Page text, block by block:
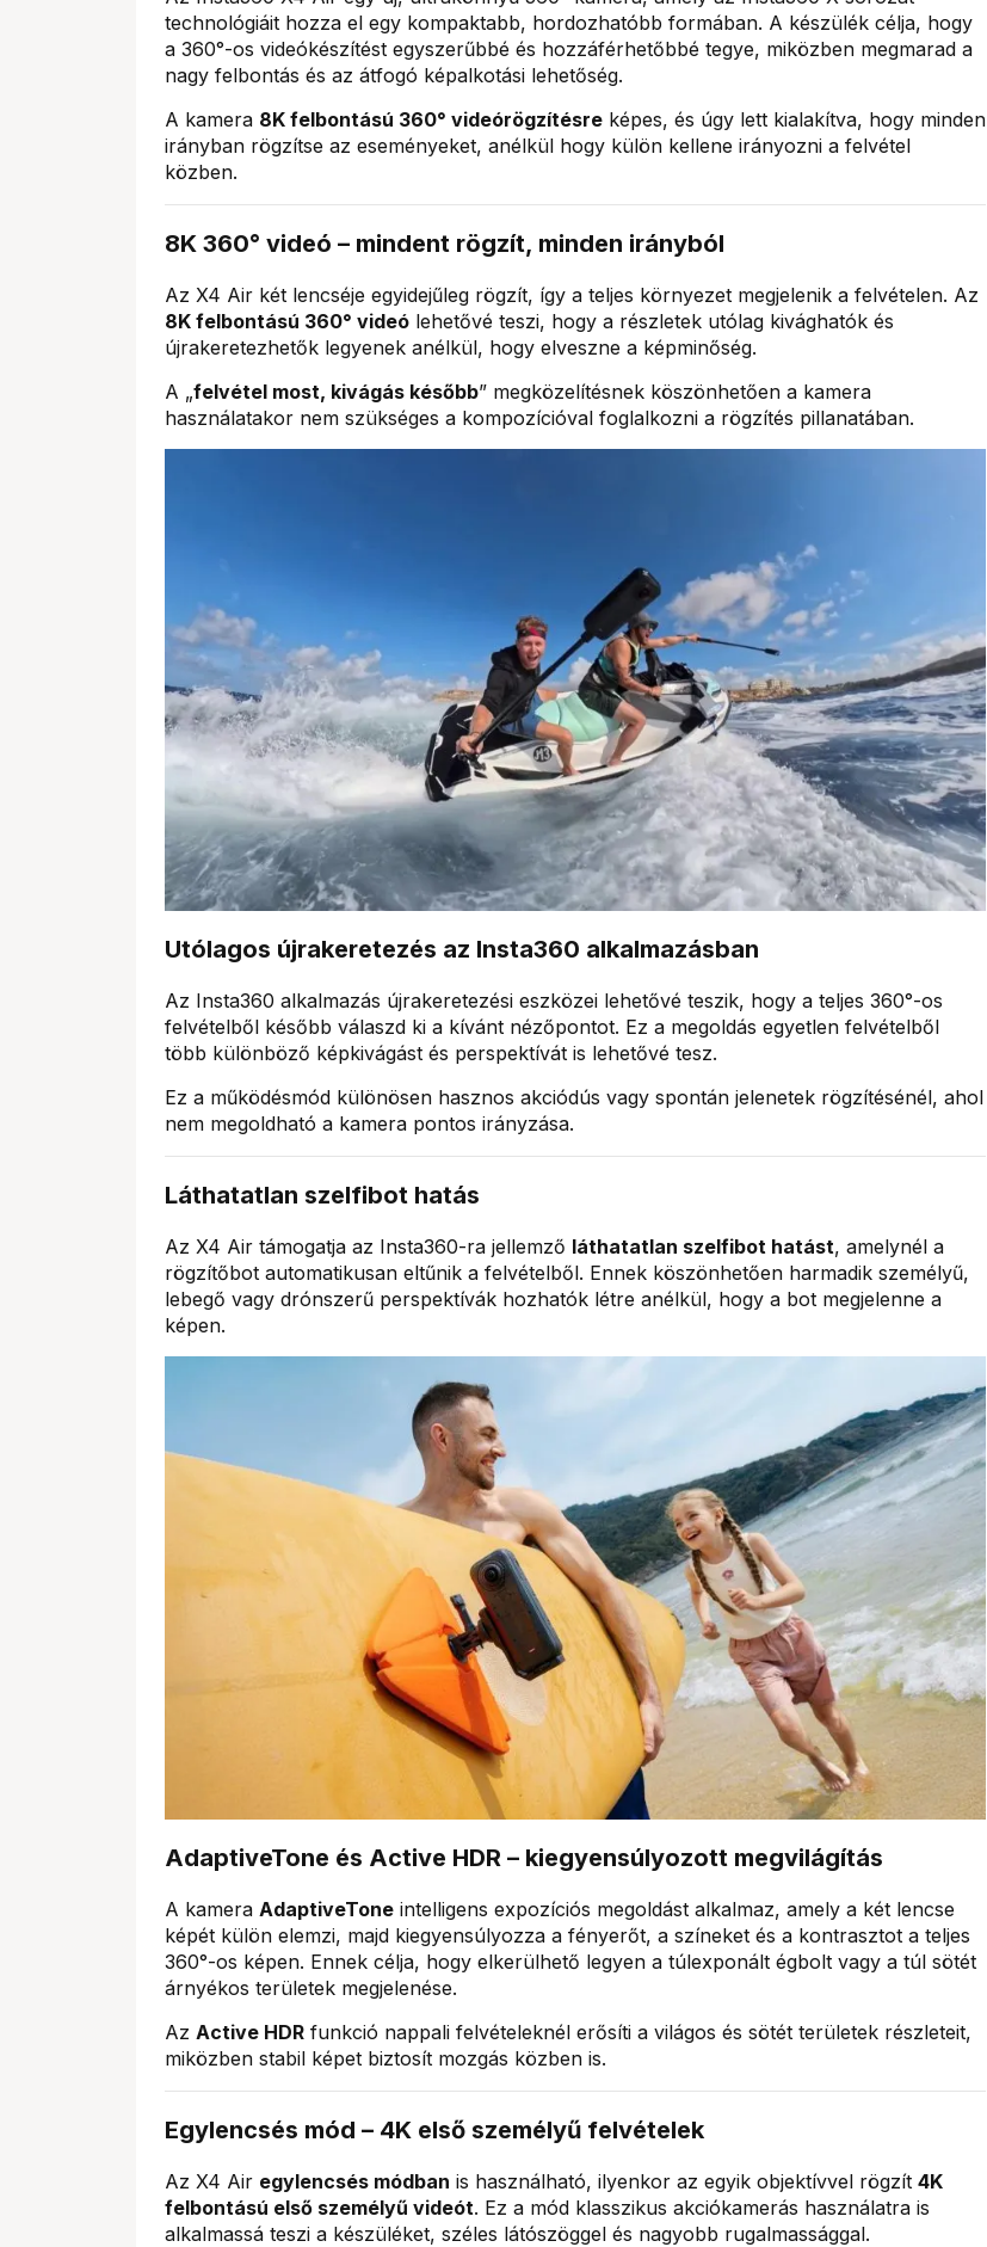
technológiáit hozza el egy kompaktabb, hordozhatóbb formában. A készülék célja, hogy
a 360°-os videókészítést egyszerűbbé és hozzáférhetőbbé tegye, miközben megmarad a
nagy felbontás és az átfogó képalkotási lehetőség.
A kamera 8K felbontású 360° videórögzítésre képes, és úgy lett kialakítva, hogy minden
irányban rögzítse az eseményeket, anélkül hogy külön kellene irányozni a felvétel
közben.
8K 360° videó – mindent rögzít, minden irányból
Az X4 Air két lencséje egyidejűleg rögzít, így a teljes környezet megjelenik a felvételen. Az
8K felbontású 360° videó lehetővé teszi, hogy a részletek utólag kivághatók és
újrakeretezhetők legyenek anélkül, hogy elveszne a képminőség.
A „felvétel most, kivágás később” megközelítésnek köszönhetően a kamera
használatakor nem szükséges a kompozícióval foglalkozni a rögzítés pillanatában.
Utólagos újrakeretezés az Insta360 alkalmazásban
Az Insta360 alkalmazás újrakeretezési eszközei lehetővé teszik, hogy a teljes 360°-os
felvételből később válaszd ki a kívánt nézőpontot. Ez a megoldás egyetlen felvételből
több különböző képkivágást és perspektívát is lehetővé tesz.
Ez a működésmód különösen hasznos akciódús vagy spontán jelenetek rögzítésénél, ahol
nem megoldható a kamera pontos irányzása.
Láthatatlan szelfibot hatás
Az X4 Air támogatja az Insta360-ra jellemző láthatatlan szelfibot hatást, amelynél a
rögzítőbot automatikusan eltűnik a felvételből. Ennek köszönhetően harmadik személyű,
lebegő vagy drónszerű perspektívák hozhatók létre anélkül, hogy a bot megjelenne a
képen.
AdaptiveTone és Active HDR – kiegyensúlyozott megvilágítás
A kamera AdaptiveTone intelligens expozíciós megoldást alkalmaz, amely a két lencse
képét külön elemzi, majd kiegyensúlyozza a fényerőt, a színeket és a kontrasztot a teljes
360°-os képen. Ennek célja, hogy elkerülhető legyen a túlexponált égbolt vagy a túl sötét
árnyékos területek megjelenése.
Az Active HDR funkció nappali felvételeknél erősíti a világos és sötét területek részleteit,
miközben stabil képet biztosít mozgás közben is.
Egylencsés mód – 4K első személyű felvételek
Az X4 Air egylencsés módban is használható, ilyenkor az egyik objektívvel rögzít 4K
felbontású első személyű videót. Ez a mód klasszikus akciókamerás használatra is
alkalmassá teszi a készüléket, széles látószöggel és nagyobb rugalmassággal.